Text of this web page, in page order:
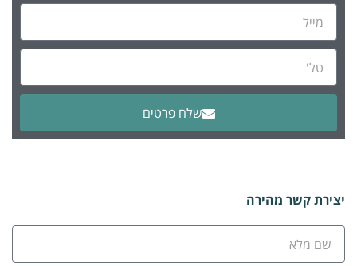
שלח פרטים
Alternative:
יצירת קשר מהירה